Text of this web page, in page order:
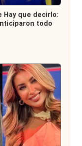
Hay que decirlo:
todo